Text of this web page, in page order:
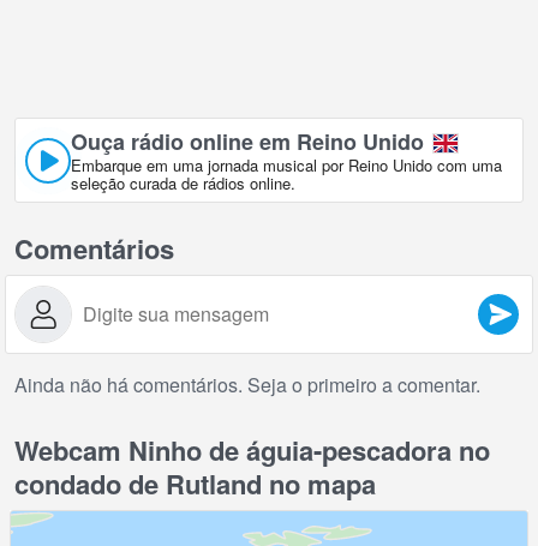
Ouça rádio online em Reino Unido
Embarque em uma jornada musical por Reino Unido com uma
seleção curada de rádios online.
Comentários
Ainda não há comentários. Seja o primeiro a comentar.
Webcam Ninho de águia-pescadora no
condado de Rutland no mapa